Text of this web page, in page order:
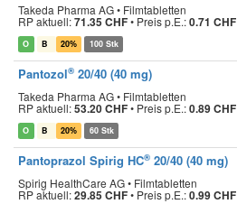
Takeda Pharma AG • Filmtabletten
RP aktuell:71.35 CHF• Preis p.E.:0.71 CHF
O B 20% 100 Stk
Pantozol® 20/40 (40 mg)
Takeda Pharma AG • Filmtabletten
RP aktuell:53.20 CHF• Preis p.E.:0.89 CHF
O B 20% 60 Stk
Pantoprazol Spirig HC® 20/40 (40 mg)
Spirig HealthCare AG • Filmtabletten
RP aktuell:29.85 CHF• Preis p.E.:0.99 CHF